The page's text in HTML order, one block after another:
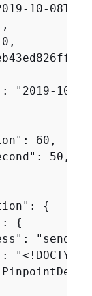
10-
"2019-10-
60,
50,
{
{